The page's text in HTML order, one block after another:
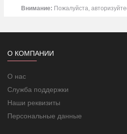
В комплект входит:
Конструкция греющего кабеля:
Внимание: Пожалуйста,
О КОМПАНИИ
О нас
Служба поддержки
Наши реквизиты
Персональные данные